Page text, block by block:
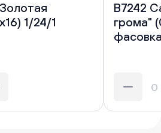
1/24/1
В7242
грома"